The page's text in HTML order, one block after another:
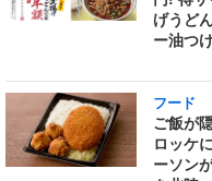
げうど
ー油つ
フード
ご飯が
ロッケ
ーソン